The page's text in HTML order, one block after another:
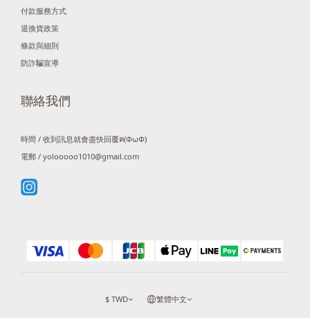
付款服務方式
退換貨政策
條款與細則
防詐騙宣導
聯絡我們
時間 / 收到訊息就會盡快回覆ฅ(ΦωΦ)
電郵 / yolooooo1010@gmail.com
$ TWD 繁體中文